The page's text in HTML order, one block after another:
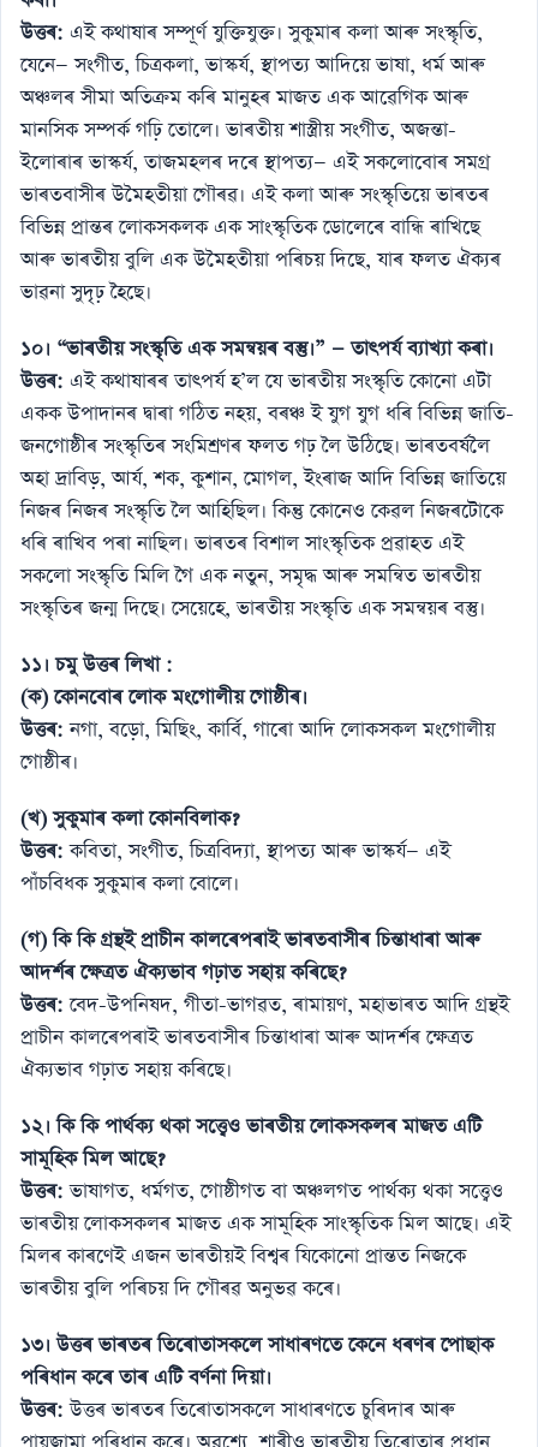
উত্তৰ: এই কথাষাৰ সম্পূৰ্ণ যুক্তিযুক্ত। সুকুমাৰ কলা আৰু সংস্কৃতি,
যেনে— সংগীত, চিত্রকলা, ভাস্কৰ্য, স্থাপত্য আদিয়ে ভাষা, ধৰ্ম আৰু
অঞ্চলৰ সীমা অতিক্ৰম কৰি মানুহৰ মাজত এক আৱেগিক আৰু
মানসিক সম্পৰ্ক গঢ়ি তোলে। ভাৰতীয় শাস্ত্ৰীয় সংগীত, অজন্তা-
ইলোৰাৰ ভাস্কৰ্য, তাজমহলৰ দৰে স্থাপত্য— এই সকলোবোৰ সমগ্ৰ
ভাৰতবাসীৰ উমৈহতীয়া গৌৰৱ। এই কলা আৰু সংস্কৃতিয়ে ভাৰতৰ
বিভিন্ন প্ৰান্তৰ লোকসকলক এক সাংস্কৃতিক ডোলেৰে বান্ধি ৰাখিছে
আৰু ভাৰতীয় বুলি এক উমৈহতীয়া পৰিচয় দিছে, যাৰ ফলত ঐক্যৰ
ভাৱনা সুদৃঢ় হৈছে।
১০। “ভাৰতীয় সংস্কৃতি এক সমন্বয়ৰ বস্তু।” — তাৎপৰ্য ব্যাখ্যা কৰা।
উত্তৰ: এই কথাষাৰৰ তাৎপৰ্য হ’ল যে ভাৰতীয় সংস্কৃতি কোনো এটা
একক উপাদানৰ দ্বাৰা গঠিত নহয়, বৰঞ্চ ই যুগ যুগ ধৰি বিভিন্ন জাতি-
জনগোষ্ঠীৰ সংস্কৃতিৰ সংমিশ্ৰণৰ ফলত গঢ় লৈ উঠিছে। ভাৰতবৰ্ষলৈ
অহা দ্ৰাবিড়, আৰ্য, শক, কুশান, মোগল, ইংৰাজ আদি বিভিন্ন জাতিয়ে
নিজৰ নিজৰ সংস্কৃতি লৈ আহিছিল। কিন্তু কোনেও কেৱল নিজৰটোকে
ধৰি ৰাখিব পৰা নাছিল। ভাৰতৰ বিশাল সাংস্কৃতিক প্ৰৱাহত এই
সকলো সংস্কৃতি মিলি গৈ এক নতুন, সমৃদ্ধ আৰু সমন্বিত ভাৰতীয়
সংস্কৃতিৰ জন্ম দিছে। সেয়েহে, ভাৰতীয় সংস্কৃতি এক সমন্বয়ৰ বস্তু।
১১। চমু উত্তৰ লিখা :
(ক) কোনবোৰ লোক মংগোলীয় গোষ্ঠীৰ।
উত্তৰ: নগা, বড়ো, মিছিং, কাৰ্বি, গাৰো আদি লোকসকল মংগোলীয়
গোষ্ঠীৰ।
(খ) সুকুমাৰ কলা কোনবিলাক?
উত্তৰ: কবিতা, সংগীত, চিত্রবিদ্যা, স্থাপত্য আৰু ভাস্কৰ্য— এই
পাঁচবিধক সুকুমাৰ কলা বোলে।
(গ) কি কি গ্রন্থই প্রাচীন কালৰেপৰাই ভাৰতবাসীৰ চিন্তাধাৰা আৰু
আদৰ্শৰ ক্ষেত্ৰত ঐক্যভাব গঢ়াত সহায় কৰিছে?
উত্তৰ: বেদ-উপনিষদ, গীতা-ভাগৱত, ৰামায়ণ, মহাভাৰত আদি গ্ৰন্থই
প্ৰাচীন কালৰেপৰাই ভাৰতবাসীৰ চিন্তাধাৰা আৰু আদৰ্শৰ ক্ষেত্ৰত
ঐক্যভাব গঢ়াত সহায় কৰিছে।
১২। কি কি পাৰ্থক্য থকা সত্ত্বেও ভাৰতীয় লোকসকলৰ মাজত এটি
সামূহিক মিল আছে?
উত্তৰ: ভাষাগত, ধৰ্মগত, গোষ্ঠীগত বা অঞ্চলগত পাৰ্থক্য থকা সত্ত্বেও
ভাৰতীয় লোকসকলৰ মাজত এক সামূহিক সাংস্কৃতিক মিল আছে। এই
মিলৰ কাৰণেই এজন ভাৰতীয়ই বিশ্বৰ যিকোনো প্ৰান্তত নিজকে
ভাৰতীয় বুলি পৰিচয় দি গৌৰৱ অনুভৱ কৰে।
১৩। উত্তৰ ভাৰতৰ তিৰোতাসকলে সাধাৰণতে কেনে ধৰণৰ পোছাক
পৰিধান কৰে তাৰ এটি বৰ্ণনা দিয়া।
উত্তৰ: উত্তৰ ভাৰতৰ তিৰোতাসকলে সাধাৰণতে চুৰিদাৰ আৰু